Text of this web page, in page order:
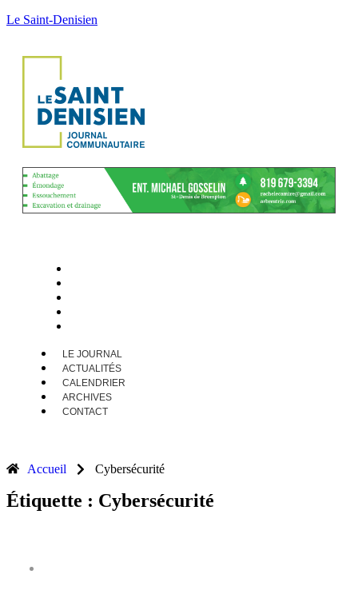
Le Saint-Denisien
LE JOURNAL
ACTUALITÉS
CALENDRIER
ARCHIVES
CONTACT
Accueil Cybersécurité
Étiquette : Cybersécurité